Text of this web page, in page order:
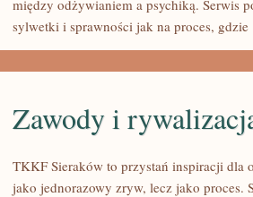
między odżywianiem a psychiką. Serwis
sylwetki i sprawności jak na proces, gdzie
Zawody i
TKKF Sieraków to przystań inspiracji dla
jako jednorazowy zryw, lecz jako proces.